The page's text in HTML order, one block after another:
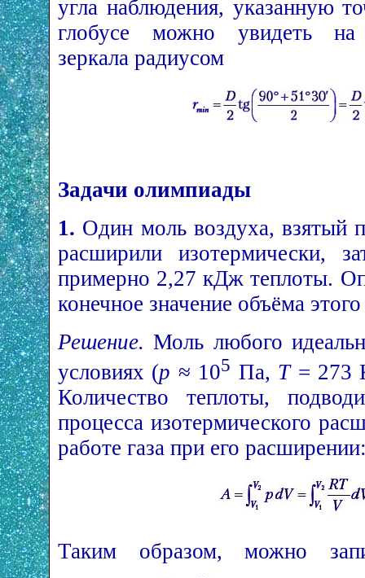
угла наблюдения, указанную
глобусе можно увидеть
зеркала радиусом
Задачи олимпиады
1. Один моль воздуха, взятый
расширили изотермически,
примерно 2,27 кДж теплоты.
конечное значение объёма этого
Решение. Моль любого
условиях (p ≈ 105 Па, T= 273
Количество теплоты,
процесса изотермического
работе газа при его
Таким образом, можно